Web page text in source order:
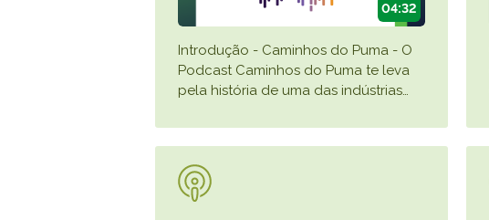
04:32
Introdução - Caminhos do Puma - O
Podcast Caminhos do Puma te leva
pela história de uma das indústrias…